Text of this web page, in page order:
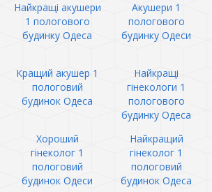
Найкращі акушери
1 пологового
будинку Одеса
Акушери 1
пологового
будинку Одеси
Кращий акушер 1
пологовий
будинок Одеса
Найкращі
гінекологи 1
пологового
будинку Одеса
Хороший
гінеколог 1
пологовий
будинок Одеси
Найкращий
гінеколог 1
пологовий
будинок Одеса